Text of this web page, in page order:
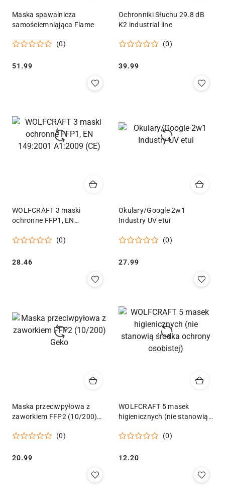
Maska spawalnicza
samościemniająca Flame
(0)
Cena:
51.99
Ochronniki Słuchu 29.8 dB
K2 industrial line
(0)
Cena:
39.99
WOLFCRAFT 3 maski
ochronne FFP1, EN
(0)
Cena:
28.46
Okulary/Google 2w1
Industry UV etui
(0)
Cena:
27.99
Maska przeciwpyłowa z
zaworkiem FFP2 (10/200)
(0)
Cena:
20.99
WOLFCRAFT 5 masek
higienicznych (nie stanowią
(0)
Cena:
12.20